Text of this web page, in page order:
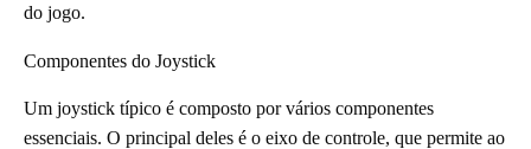
do jogo.
Componentes do Joystick
Um joystick típico é composto por vários componentes
essenciais. O principal deles é o eixo de controle, que permite ao